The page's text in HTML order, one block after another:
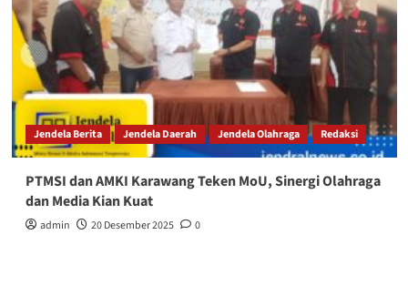
Jendela Berita Jendela Daerah Jendela Olahraga Redaksi
PTMSI dan AMKI Karawang Teken MoU, Sinergi Olahraga
dan Media Kian Kuat
admin 20 Desember 2025 0